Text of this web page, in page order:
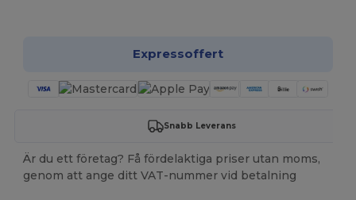
Expressoffert
Snabb Leverans
Är du ett företag? Få fördelaktiga priser utan moms,
genom att ange ditt VAT-nummer vid betalning